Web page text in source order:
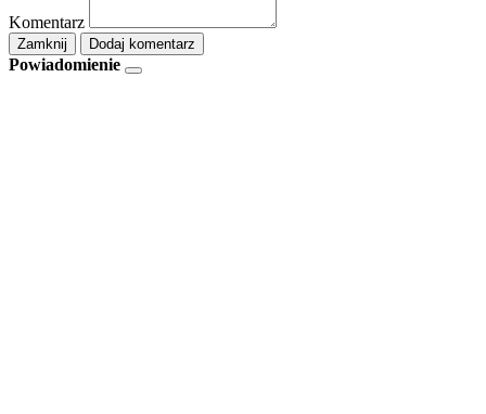
Komentarz
Zamknij Dodaj komentarz
Powiadomienie